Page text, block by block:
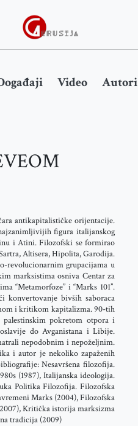
Video Autori
antikapitalističke orijentacije.
figura italijanskog
i Atini. Filozofski se formirao
Altisera, Hipolita, Garodija.
revolucionarnim grupacijama u
marksistima osniva Centar za
“Metamorfoze” i “Marks 101”.
konvertovanje bivših saboraca
i kritikom kapitalizma. 90-tih
palestinskim pokretom otpora i
do Avganistana i Libije.
nepodobnim i nepoželjnim.
i autor je nekoliko zapaženih
Nesavršena filozofija.
(1987), Italijanska ideologija.
Politika Filozofija. Filozofska
Marks (2004), Filozofska
Kritička istorija marksizma
tradicija (2009)